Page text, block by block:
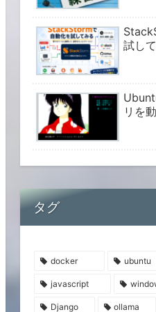
試し
リを
タグ
docker ubuntu
javascript
Django ollama